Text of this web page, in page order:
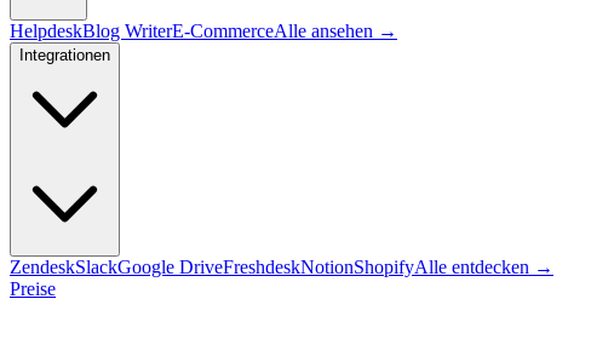
HelpdeskBlog WriterE-CommerceAlle ansehen →
Integrationen
ZendeskSlackGoogle DriveFreshdeskNotionShopifyAlle entdecken →
Preise